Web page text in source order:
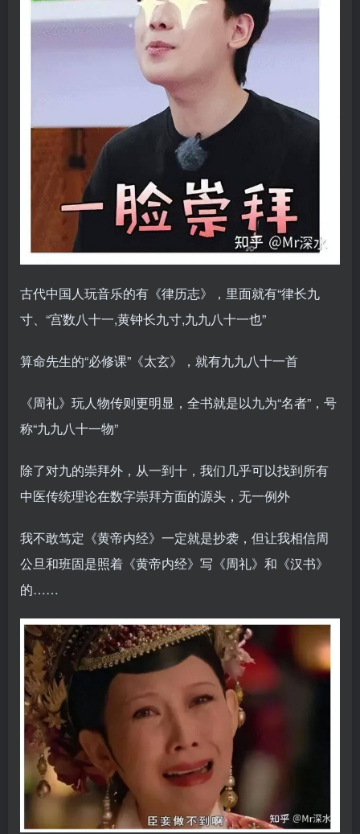
古代中国人玩音乐的有《律历志》，里面就有“律长九
寸、“宫数八十一,黄钟长九寸,九九八十一也”
算命先生的“必修课”《太玄》，就有九九八十一首
《周礼》玩人物传则更明显，全书就是以九为“名者”，号
称“九九八十一物”
除了对九的崇拜外，从一到十，我们几乎可以找到所有
中医传统理论在数字崇拜方面的源头，无一例外
我不敢笃定《黄帝内经》一定就是抄袭，但让我相信周
公旦和班固是照着《黄帝内经》写《周礼》和《汉书》
的……